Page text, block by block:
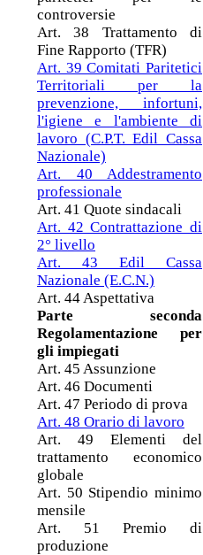
controversie
Art. 38 Trattamento di
Fine Rapporto (TFR)
Art. 39 Comitati Paritetici
Territoriali per la
prevenzione, infortuni,
l'igiene e l'ambiente di
lavoro (C.P.T. Edil Cassa
Nazionale)
Art. 40 Addestramento
professionale
Art. 41 Quote sindacali
Art. 42 Contrattazione di
2° livello
Art. 43 Edil Cassa
Nazionale (E.C.N.)
Art. 44 Aspettativa
Parte seconda
Regolamentazione per
gli impiegati
Art. 45 Assunzione
Art. 46 Documenti
Art. 47 Periodo di prova
Art. 48 Orario di lavoro
Art. 49 Elementi del
trattamento economico
globale
Art. 50 Stipendio minimo
mensile
Art. 51 Premio di
produzione